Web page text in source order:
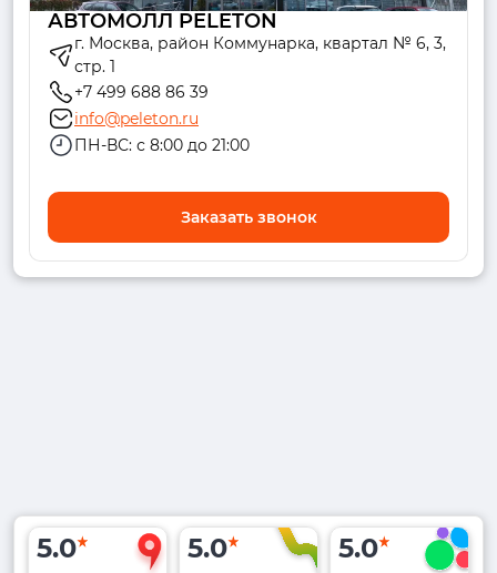
АВТОМОЛЛ PELETON
г. Москва, район Коммунарка, квартал № 6, 3,
стр. 1
+7 499 688 86 39
info@peleton.ru
ПН-ВС: с 8:00 до 21:00
Заказать звонок
5.0 5.0 5.0